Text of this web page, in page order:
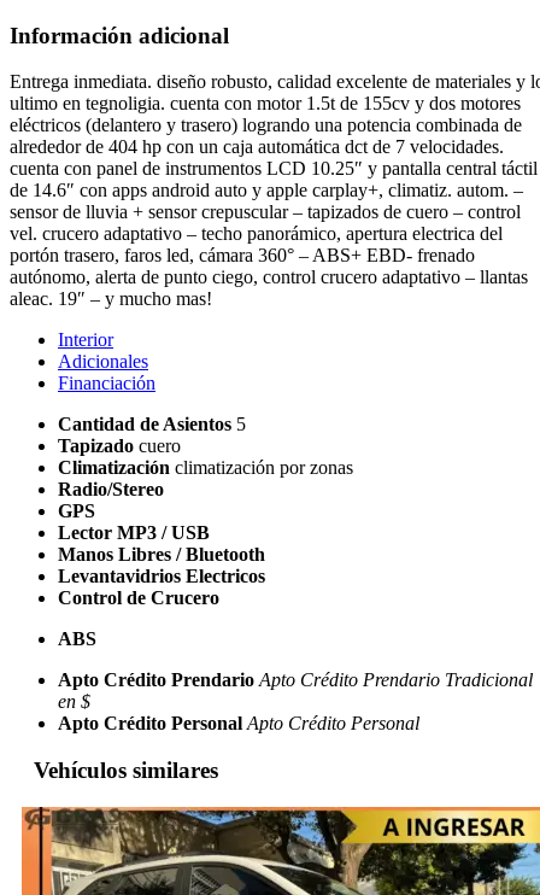
Información adicional
Entrega inmediata. diseño robusto, calidad excelente de materiales y
ultimo en tegnoligia. cuenta con motor 1.5t de 155cv y dos motores
eléctricos (delantero y trasero) logrando una potencia combinada de
alrededor de 404 hp con un caja automática dct de 7 velocidades.
cuenta con panel de instrumentos LCD 10.25″ y pantalla central táctil
de 14.6″ con apps android auto y apple carplay+, climatiz. autom. –
sensor de lluvia + sensor crepuscular – tapizados de cuero – control
vel. crucero adaptativo – techo panorámico, apertura electrica del
portón trasero, faros led, cámara 360° – ABS+ EBD- frenado
autónomo, alerta de punto ciego, control crucero adaptativo – llantas
aleac. 19″ – y mucho mas!
Interior
Adicionales
Financiación
Cantidad de Asientos 5
Tapizado cuero
Climatización climatización por zonas
Radio/Stereo
GPS
Lector MP3 / USB
Manos Libres / Bluetooth
Levantavidrios Electricos
Control de Crucero
ABS
Apto Crédito Prendario Apto Crédito Prendario Tradicional
en $
Apto Crédito Personal Apto Crédito Personal
Vehículos similares